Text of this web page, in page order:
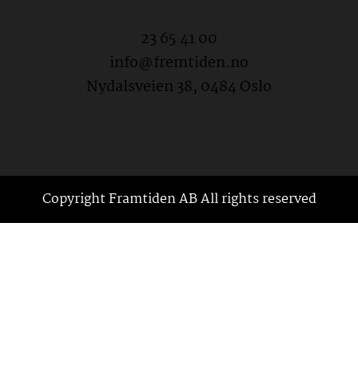
23 65 41 00
info@fremtiden.no
Nydalsveien 38, 0484 Oslo
Copyright Framtiden AB All rights reserved